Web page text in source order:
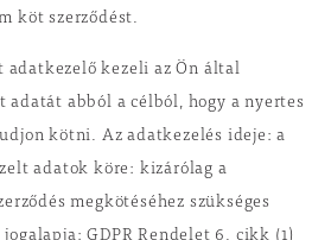
köt szerződést.
adatkezelő kezeli az Ön által
adatát abból a célból, hogy a nyertes
kötni. Az adatkezelés ideje: a
adatok köre: kizárólag a
megkötéséhez szükséges
GDPR Rendelet 6. cikk (1)